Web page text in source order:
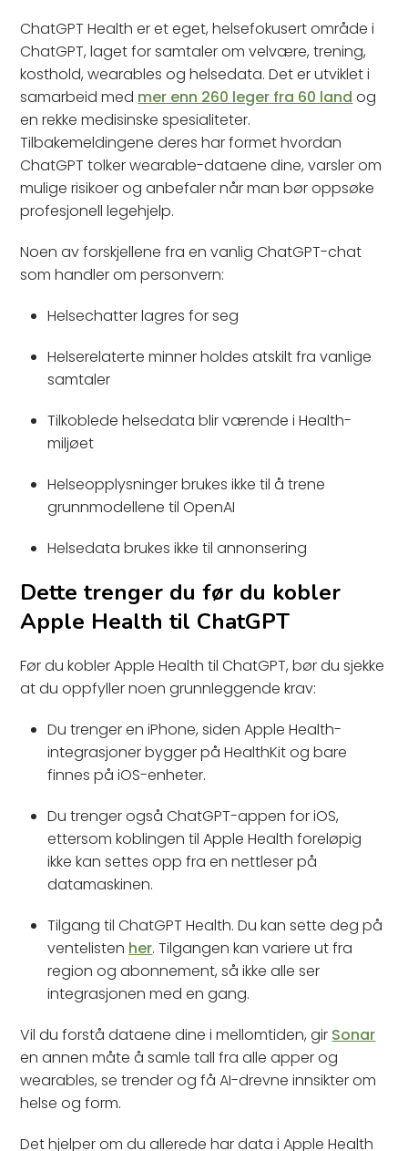
ChatGPT Health er et eget, helsefokusert område i
ChatGPT, laget for samtaler om velvære, trening,
kosthold, wearables og helsedata. Det er utviklet i
samarbeid med mer enn 260 leger fra 60 land og
en rekke medisinske spesialiteter.
Tilbakemeldingene deres har formet hvordan
ChatGPT tolker wearable-dataene dine, varsler om
mulige risikoer og anbefaler når man bør oppsøke
profesjonell legehjelp.
Noen av forskjellene fra en vanlig ChatGPT-chat
som handler om personvern:
Helsechatter lagres for seg
Helserelaterte minner holdes atskilt fra vanlige
samtaler
Tilkoblede helsedata blir værende i Health-
miljøet
Helseopplysninger brukes ikke til å trene
grunnmodellene til OpenAI
Helsedata brukes ikke til annonsering
Dette trenger du før du kobler
Apple Health til ChatGPT
Før du kobler Apple Health til ChatGPT, bør du sjekke
at du oppfyller noen grunnleggende krav:
Du trenger en iPhone, siden Apple Health-
integrasjoner bygger på HealthKit og bare
finnes på iOS-enheter.
Du trenger også ChatGPT-appen for iOS,
ettersom koblingen til Apple Health foreløpig
ikke kan settes opp fra en nettleser på
datamaskinen.
Tilgang til ChatGPT Health. Du kan sette deg på
ventelisten her. Tilgangen kan variere ut fra
region og abonnement, så ikke alle ser
integrasjonen med en gang.
Vil du forstå dataene dine i mellomtiden, gir Sonar
en annen måte å samle tall fra alle apper og
wearables, se trender og få AI-drevne innsikter om
helse og form.
Det hjelper om du allerede har data i Apple Health